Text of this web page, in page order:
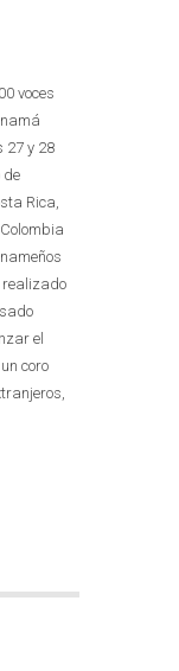
voces
27 y 28
de
Rica,
realizado
el
coro